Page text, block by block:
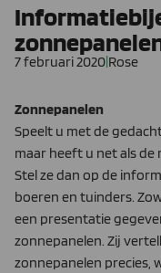
7 februari 2020 Rose
Zonnepanelen
Speelt u met de
maar heeft u net als de
Stel ze dan op de
boeren en tuinders.
een presentatie
zonnepanelen. Zij
zonnepanelen precies,